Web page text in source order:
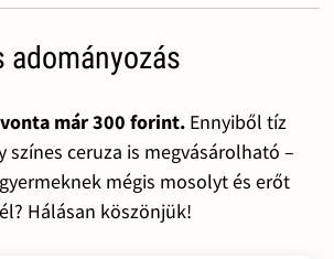
adományozás
már 300 forint.Ennyiből tíz
színes ceruza is megvásárolható –
mégis mosolyt és erőt
Hálásan köszönjük!